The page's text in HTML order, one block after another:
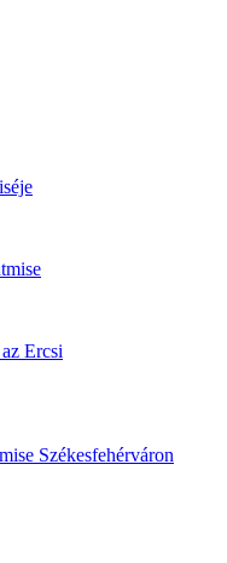
Ercsi
Székesfehérváron